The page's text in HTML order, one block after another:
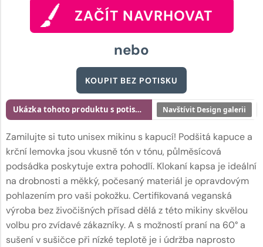
ZAČÍT NAVRHOVAT
nebo
KOUPIT BEZ POTISKU
Zamilujte si tuto unisex mikinu s kapucí! Podšitá kapuce a
krční lemovka jsou vkusně tón v tónu, půlměsícová
podsádka poskytuje extra pohodlí. Klokaní kapsa je ideální
na drobnosti a měkký, počesaný materiál je opravdovým
pohlazením pro vaši pokožku. Certifikovaná veganská
výroba bez živočišných přísad dělá z této mikiny skvělou
volbu pro zvídavé zákazníky. A s možností praní na 60° a
sušení v sušičce při nízké teplotě je i údržba naprosto
Ukázka tohoto produktu s potiskem Navštívit Design galerii